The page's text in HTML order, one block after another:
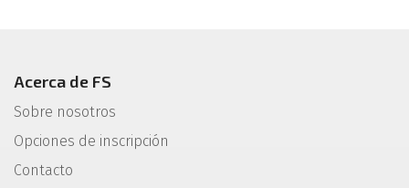
Acerca de FS
Sobre nosotros
Opciones de inscripción
Contacto